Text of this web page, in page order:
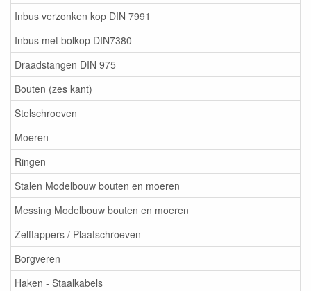
Inbus verzonken kop DIN 7991
Inbus met bolkop DIN7380
Draadstangen DIN 975
Bouten (zes kant)
Stelschroeven
Moeren
Ringen
Stalen Modelbouw bouten en moeren
Messing Modelbouw bouten en moeren
Zelftappers / Plaatschroeven
Borgveren
Haken - Staalkabels